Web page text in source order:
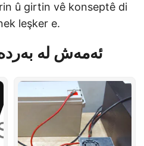
û girtin vê konseptê di
leşker e.
ئەمەش لە